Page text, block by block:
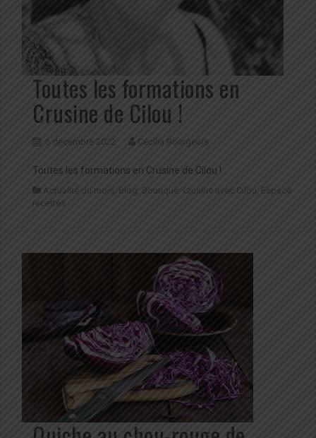
Toutes les formations en
Crusine de Cilou !
6 décembre 2022 Cécilia Bourgeois
Toutes les formations en Crusine de Cilou !
Actualité du mois, Blog Boutique, Crusine avec Cilou Espace
recettes